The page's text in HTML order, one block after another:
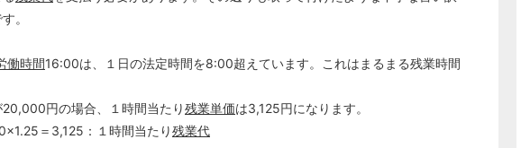
。
働時間16:00は、１日の法定時間を8:00超えています。これはまるまる残業時間
円の場合、１時間当たり残業単価は3,125円になります。
＝3,125：１時間当たり残業代